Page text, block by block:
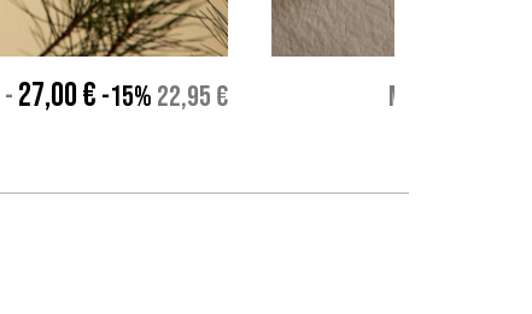
- 27,00 € -15% 22,95 € MORCHEL -